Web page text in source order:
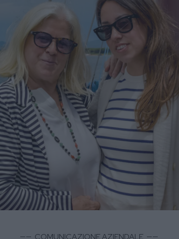
—— COMUNICAZIONE AZIENDALE ——